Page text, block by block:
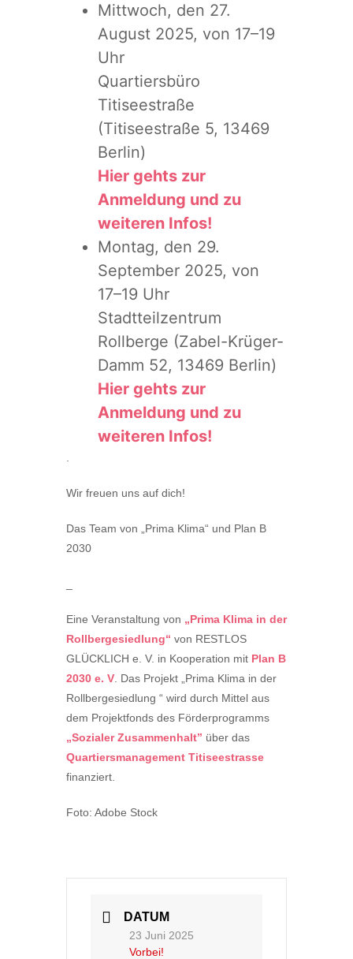
Mittwoch, den 27.
August 2025, von 17–19
Uhr
Quartiersbüro
Titiseestraße
(Titiseestraße 5, 13469
Berlin)
Hier gehts zur
Anmeldung und zu
weiteren Infos!
Montag, den 29.
September 2025, von
17–19 Uhr
Stadtteilzentrum
Rollberge (Zabel-Krüger-
Damm 52, 13469 Berlin)
Hier gehts zur
Anmeldung und zu
weiteren Infos!
Wir freuen uns auf dich!
Das Team von „Prima Klima“ und Plan B
2030
Eine Veranstaltung von „Prima Klima in der
Rollbergesiedlung“ von RESTLOS
GLÜCKLICH e. V. in Kooperation mit Plan B
2030 e. V . Das Projekt „Prima Klima in der
Rollbergesiedlung “ wird durch Mittel aus
dem Projektfonds des Förderprogramms
„Sozialer Zusammenhalt” über das
Quartiersmanagement Titiseestrasse
finanziert.
Foto: Adobe Stock
DATUM
23 Juni 2025
Vorbei!